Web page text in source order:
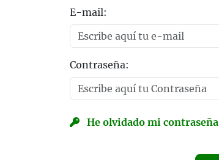
E-mail:
Contraseña:
He olvidado mi contraseña